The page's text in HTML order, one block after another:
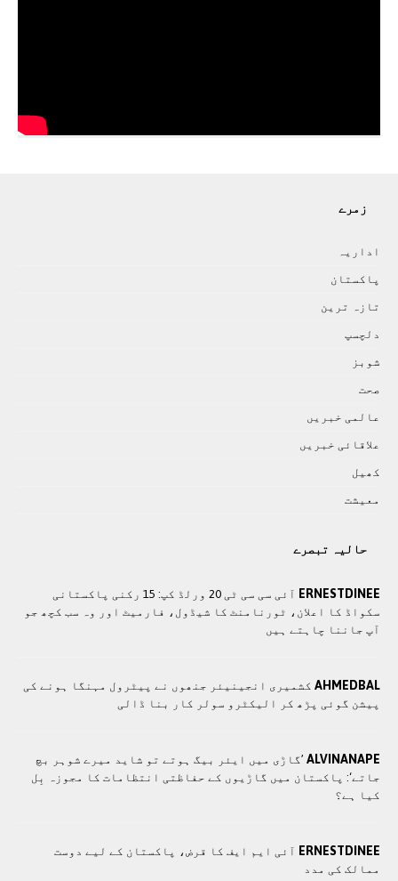
زمرے
اداريہ
پاکستان
تازہ ترين
دلچسپ
شوبز
صحت
عالمی خبريں
علاقائی خبريں
کھيل
معيشت
حالیہ تبصرے
ERNESTDINEE
آئی سی سی ٹی 20 ورلڈ کپ: 15 رکنی پاکستانی
سکواڈ کا اعلان، ٹورنامنٹ کا شیڈول، فارمیٹ اور وہ سب کچھ جو
آپ جاننا چاہتے ہیں
AHMEDBAL کشمیری انجینیئر جنھوں نے پیٹرول مہنگا ہونے کی
پیشن گوئی پڑھ کر الیکٹرو سولر کار بنا ڈالی
ALVINANAPE ’گاڑی میں ایئر بیگ ہوتے تو شاید میرے شوہر بچ
جاتے‘: پاکستان میں گاڑیوں کے حفاظتی انتظامات کا مجوزہ بِل
کیا ہے؟
ERNESTDINEE آئی ایم ایف کا قرض، پاکستان کے لیے دوست
ممالک کی مدد